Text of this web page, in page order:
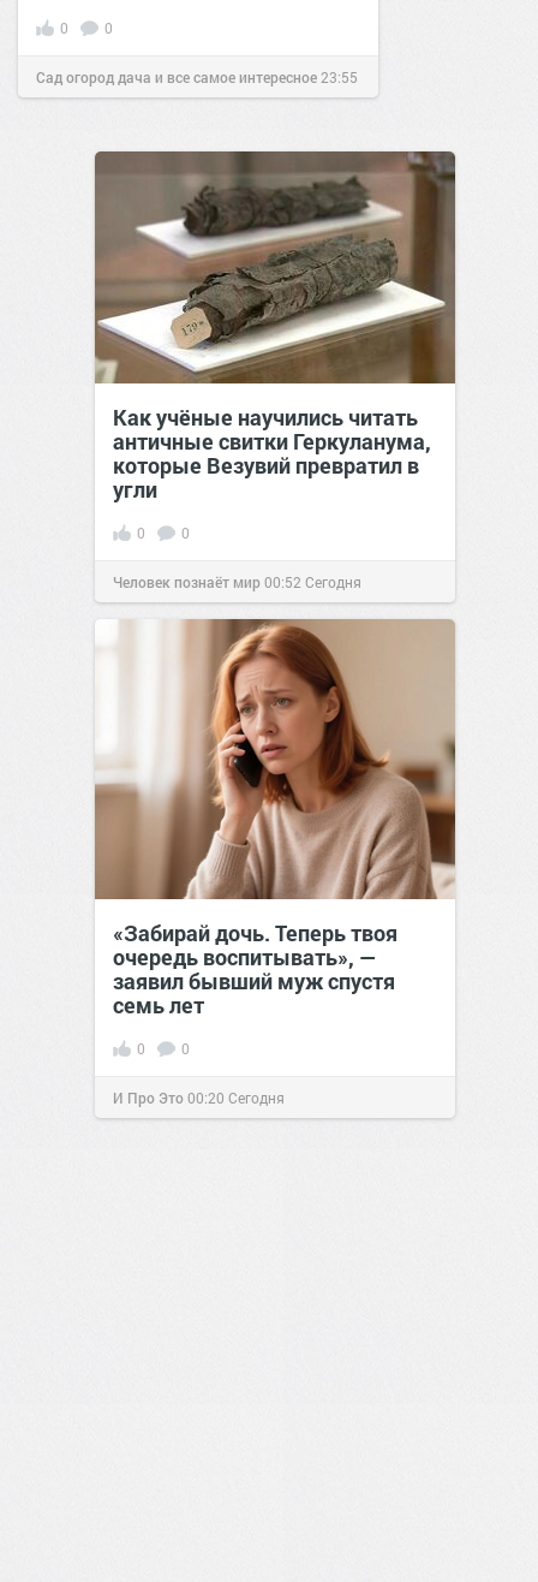
0 0
Сад огород дача и все самое интересное 23:55
Как учёные научились читать
античные свитки Геркуланума,
которые Везувий превратил в
угли
0 0
Человек познаёт мир00:52 Сегодня
«Забирай дочь. Теперь твоя
очередь воспитывать», —
заявил бывший муж спустя
семь лет
0 0
И Про Это00:20 Сегодня